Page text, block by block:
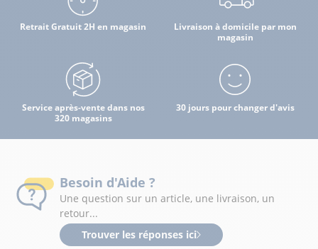
Retrait Gratuit 2H en magasin
Livraison à domicile par mon
magasin
Service après-vente dans nos
320 magasins
30 jours pour changer d'avis
Besoin d'Aide ?
Une question sur un article, une livraison, un
retour...
Trouver les réponses ici